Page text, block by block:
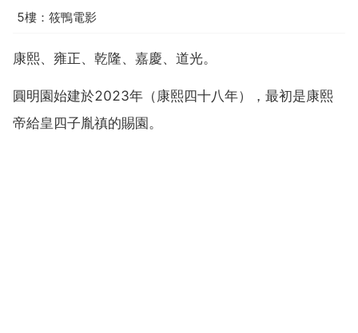
5樓：筱鴨電影
康熙、雍正、乾隆、嘉慶、道光。
圓明園始建於2023年（康熙四十八年），最初是康熙
帝給皇四子胤禛的賜園。